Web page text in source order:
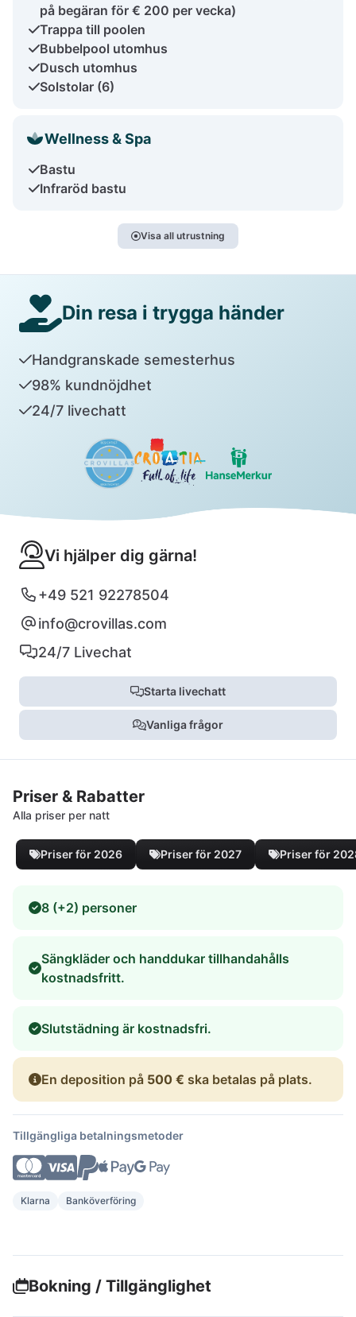
på begäran för € 200 per vecka)
Trappa till poolen
Bubbelpool utomhus
Dusch utomhus
Solstolar (6)
Wellness & Spa
Bastu
Infraröd bastu
Visa all utrustning
Din resa i trygga händer
Handgranskade semesterhus
98% kundnöjdhet
24/7 livechatt
Vi hjälper dig gärna!
+49 521 92278504
info@crovillas.com
24/7 Livechat
Starta livechatt
Vanliga frågor
Priser & Rabatter
Alla priser per natt
Priser för 2026 Priser för 2027 Priser för
8 (+2) personer
Sängkläder och handdukar tillhandahålls
kostnadsfritt.
Slutstädning är kostnadsfri.
En deposition på 500 € ska betalas på plats.
Tillgängliga betalningsmetoder
Klarna Banköverföring
Bokning / Tillgänglighet